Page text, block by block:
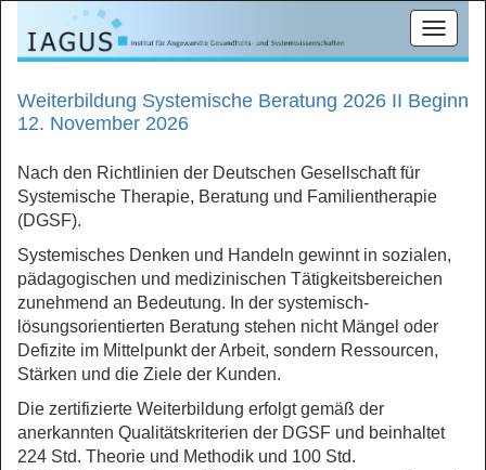
Toggle
Weiterbildung Systemische Beratung 2026 II Beginn
12. November 2026
Nach den Richtlinien der Deutschen Gesellschaft für
Systemische Therapie, Beratung und Familientherapie
(DGSF).
Systemisches Denken und Handeln gewinnt in sozialen,
pädagogischen und medizinischen Tätigkeitsbereichen
zunehmend an Bedeutung. In der systemisch-
lösungsorientierten Beratung stehen nicht Mängel oder
Defizite im Mittelpunkt der Arbeit, sondern Ressourcen,
Stärken und die Ziele der Kunden.
Die zertifizierte Weiterbildung erfolgt gemäß der
anerkannten Qualitätskriterien der DGSF und beinhaltet
224 Std. Theorie und Methodik und 100 Std.